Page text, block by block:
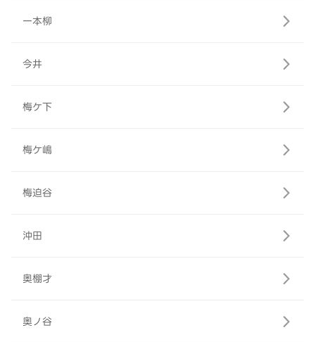
一本柳
今井
梅ケ下
梅ケ嶋
梅迫谷
沖田
奥棚才
奥ノ谷